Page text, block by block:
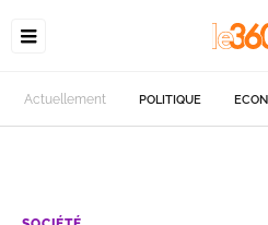
Actuellement POLITIQUE